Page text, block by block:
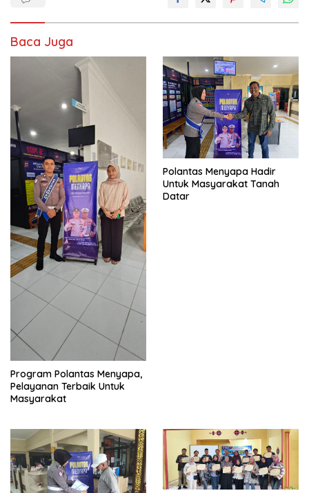
Baca Juga
Program Polantas Menyapa,
Pelayanan Terbaik Untuk
Masyarakat
Polantas Menyapa Hadir
Untuk Masyarakat Tanah
Datar